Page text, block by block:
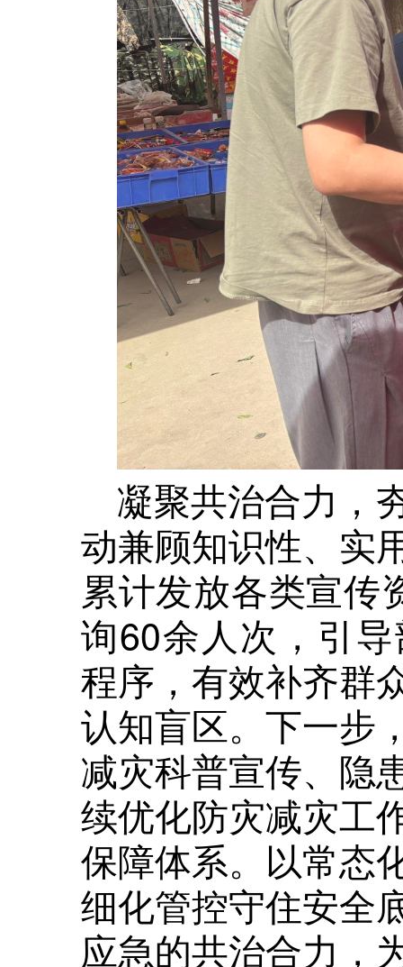
凝聚共治合力，
动兼顾知识性、实
累计发放各类宣传
询60余人次，引
程序，有效补齐群
认知盲区。下一步
减灾科普宣传、隐
续优化防灾减灾工
保障体系。以常态
细化管控守住安全
应急的共治合力，